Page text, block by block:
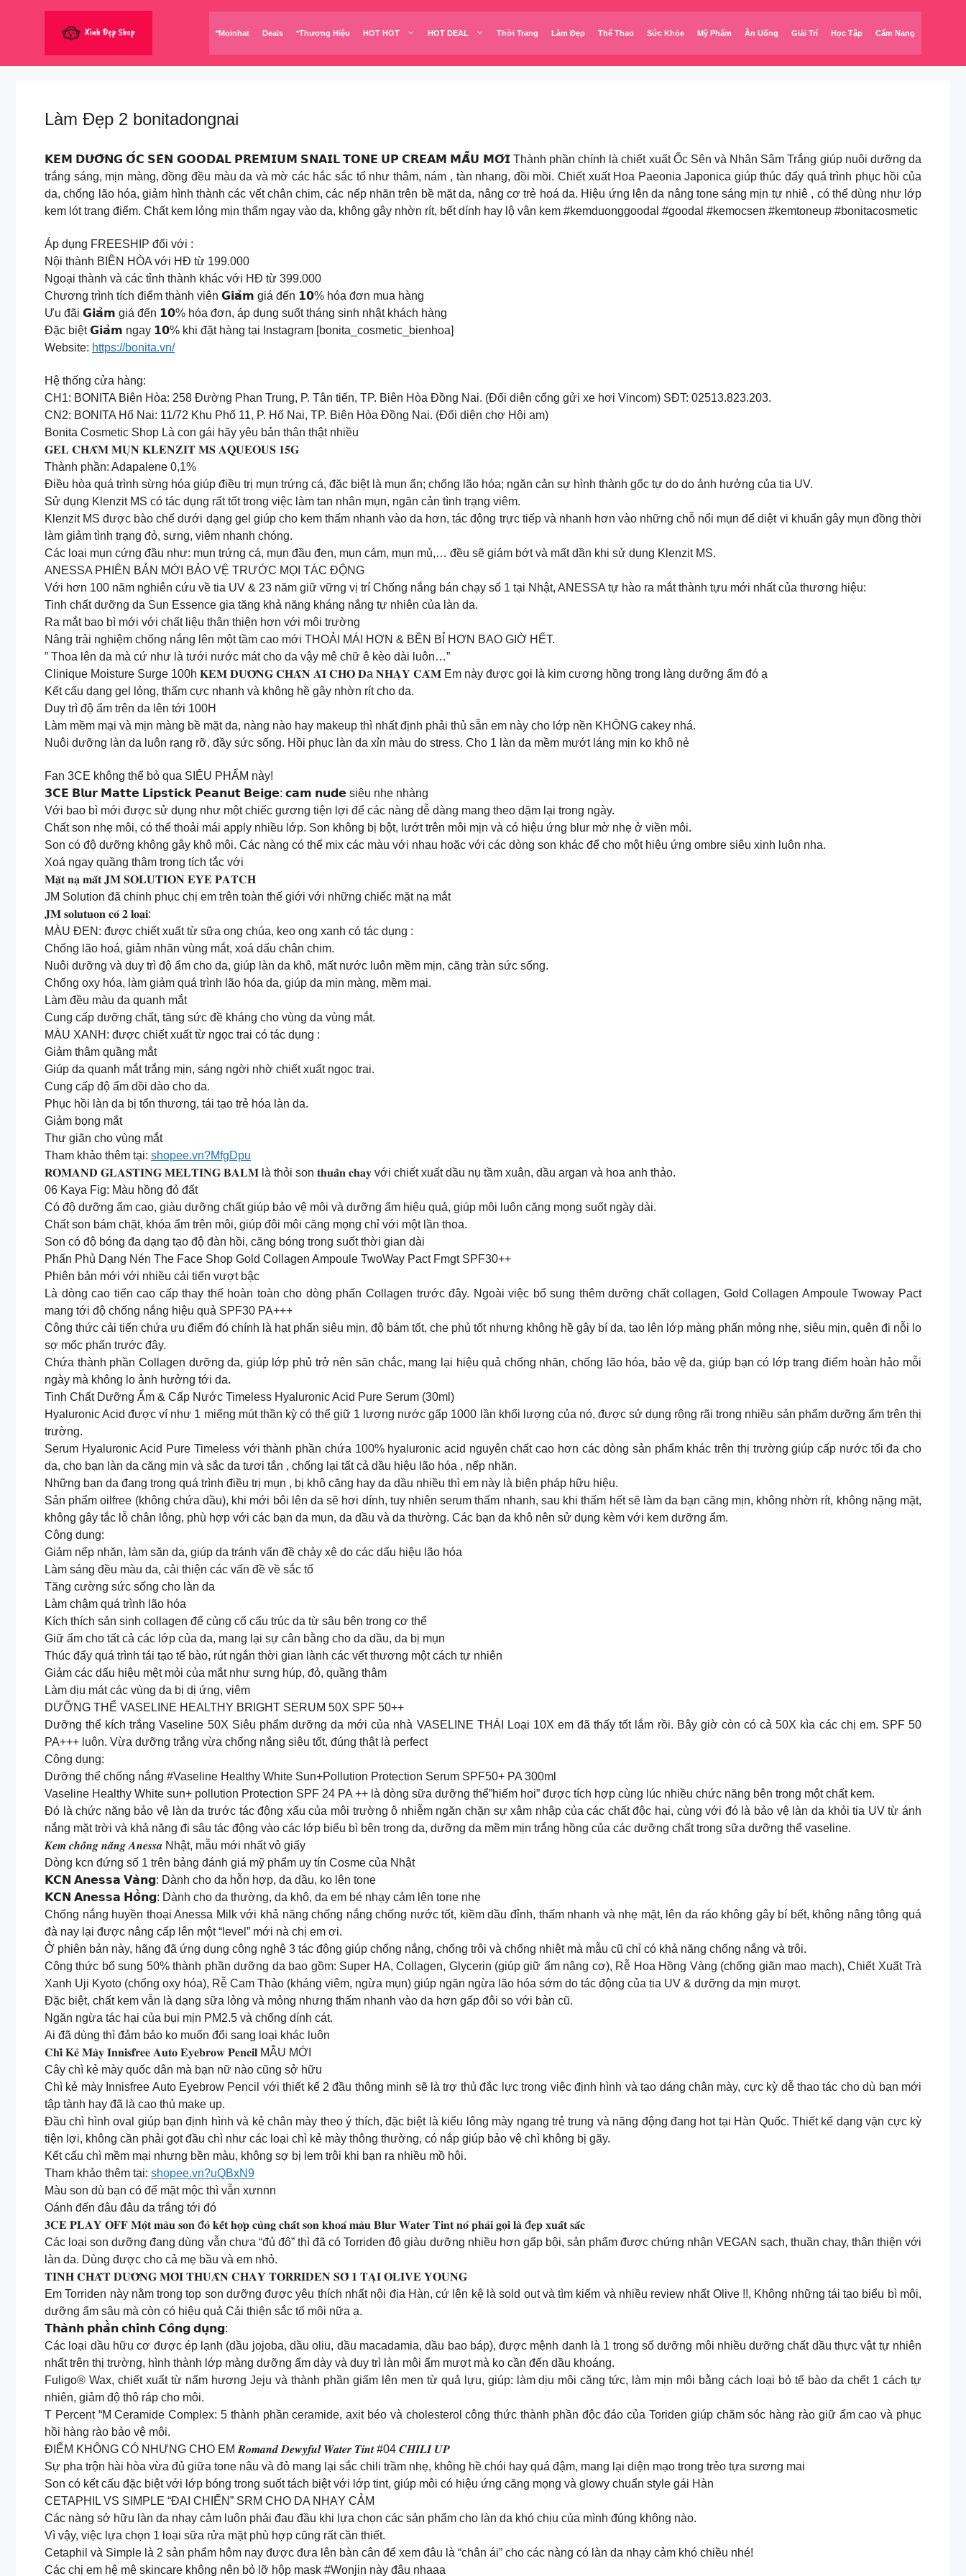
*Moinhat Deals *Thương Hiệu HOT HOT HOT DEAL Thời Trang Làm Đẹp Thể Thao Sức Khỏe Mỹ Phẩm Ăn Uống Giải Trí Học Tập Cẩm Nang
Làm Đẹp 2 bonitadongnai
𝗞𝗘𝗠 𝗗𝗨̛𝗢̛̃𝗡𝗚 𝗢̂́𝗖 𝗦𝗘̂𝗡 𝗚𝗢𝗢𝗗𝗔𝗟 𝗣𝗥𝗘𝗠𝗜𝗨𝗠 𝗦𝗡𝗔𝗜𝗟 𝗧𝗢𝗡𝗘 𝗨𝗣 𝗖𝗥𝗘𝗔𝗠 𝗠𝗔̂̃𝗨 𝗠𝗢̛́𝗜 Thành phần chính là chiết xuất Ốc Sên và Nhân Sâm Trắng giúp nuôi dưỡng da
trắng sáng, mịn màng, đồng đều màu da và mờ các hắc sắc tố như thâm, nám , tàn nhang, đồi mồi. Chiết xuất Hoa Paeonia Japonica giúp thúc đẩy quá trình phục hồi của
da, chống lão hóa, giảm hình thành các vết chân chim, các nếp nhăn trên bề mặt da, nâng cơ trẻ hoá da. Hiệu ứng lên da nâng tone sáng mịn tự nhiê , có thể dùng như lớp
kem lót trang điểm. Chất kem lỏng mịn thấm ngay vào da, không gây nhờn rít, bết dính hay lộ vân kem #kemduonggoodal #goodal #kemocsen #kemtoneup #bonitacosmetic
Áp dụng FREESHIP đối với :
Nội thành BIÊN HÒA với HĐ từ 199.000
Ngoại thành và các tỉnh thành khác với HĐ từ 399.000
Chương trình tích điểm thành viên 𝗚𝗶𝗮̉𝗺 giá đến 𝟭𝟬% hóa đơn mua hàng
Ưu đãi 𝗚𝗶𝗮̉𝗺 giá đến 𝟭𝟬% hóa đơn, áp dụng suốt tháng sinh nhật khách hàng
Đặc biệt 𝗚𝗶𝗮̉𝗺 ngay 𝟭𝟬% khi đặt hàng tại Instagram [bonita_cosmetic_bienhoa]
Website: https://bonita.vn/
Hệ thống cửa hàng:
CH1: BONITA Biên Hòa: 258 Đường Phan Trung, P. Tân tiến, TP. Biên Hòa Đồng Nai. (Đối diện cổng gửi xe hơi Vincom) SĐT: 02513.823.203.
CN2: BONITA Hố Nai: 11/72 Khu Phố 11, P. Hố Nai, TP. Biên Hòa Đồng Nai. (Đối diện chợ Hội am)
Bonita Cosmetic Shop Là con gái hãy yêu bản thân thật nhiều
𝐆𝐄𝐋 𝐂𝐇𝐀̂́𝐌 𝐌𝐔̣𝐍 𝐊𝐋𝐄𝐍𝐙𝐈𝐓 𝐌𝐒 𝐀𝐐𝐔𝐄𝐎𝐔𝐒 𝟏𝟓𝐆
Thành phần: Adapalene 0,1%
Điều hòa quá trình sừng hóa giúp điều trị mụn trứng cá, đặc biệt là mụn ẩn; chống lão hóa; ngăn cản sự hình thành gốc tự do do ảnh hưởng của tia UV.
Sử dụng Klenzit MS có tác dụng rất tốt trong việc làm tan nhân mụn, ngăn cản tình trạng viêm.
Klenzit MS được bào chế dưới dạng gel giúp cho kem thấm nhanh vào da hơn, tác động trực tiếp và nhanh hơn vào những chỗ nổi mụn để diệt vi khuẩn gây mụn đồng thời
làm giảm tình trạng đỏ, sưng, viêm nhanh chóng.
Các loại mụn cứng đầu như: mụn trứng cá, mụn đầu đen, mụn cám, mụn mủ,… đều sẽ giảm bớt và mất dần khi sử dụng Klenzit MS.
ANESSA PHIÊN BẢN MỚI BẢO VỆ TRƯỚC MỌI TÁC ĐỘNG
Với hơn 100 năm nghiên cứu về tia UV & 23 năm giữ vững vị trí Chống nắng bán chạy số 1 tại Nhật, ANESSA tự hào ra mắt thành tựu mới nhất của thương hiệu:
Tinh chất dưỡng da Sun Essence gia tăng khả năng kháng nắng tự nhiên của làn da.
Ra mắt bao bì mới với chất liệu thân thiện hơn với môi trường
Nâng trải nghiệm chống nắng lên một tầm cao mới THOẢI MÁI HƠN & BỀN BỈ HƠN BAO GIỜ HẾT.
” Thoa lên da mà cứ như là tưới nước mát cho da vậy mê chữ ê kèo dài luôn…”
Clinique Moisture Surge 100h 𝐊𝐄𝐌 𝐃𝐔̛𝐎̛̃𝐍𝐆 𝐂𝐇𝐀̂𝐍 𝐀́𝐈 𝐂𝐇𝐎 𝐃a 𝐍𝐇𝐀̣𝐘 𝐂𝐀̉𝐌 Em này được gọi là kim cương hồng trong làng dưỡng ẩm đó ạ
Kết cấu dạng gel lỏng, thấm cực nhanh và không hề gây nhờn rít cho da.
Duy trì độ ẩm trên da lên tới 100H
Làm mềm mại và mịn màng bề mặt da, nàng nào hay makeup thì nhất định phải thủ sẵn em này cho lớp nền KHÔNG cakey nhá.
Nuôi dưỡng làn da luôn rạng rỡ, đầy sức sống. Hồi phục làn da xỉn màu do stress. Cho 1 làn da mềm mướt láng mịn ko khô nẻ
Fan 3CE không thể bỏ qua SIÊU PHẨM này!
𝟯𝗖𝗘 𝗕𝗹𝘂𝗿 𝗠𝗮𝘁𝘁𝗲 𝗟𝗶𝗽𝘀𝘁𝗶𝗰𝗸 𝗣𝗲𝗮𝗻𝘂𝘁 𝗕𝗲𝗶𝗴𝗲: 𝗰𝗮𝗺 𝗻𝘂𝗱𝗲 siêu nhẹ nhàng
Với bao bì mới được sử dụng như một chiếc gương tiện lợi để các nàng dễ dàng mang theo dặm lại trong ngày.
Chất son nhẹ môi, có thể thoải mái apply nhiều lớp. Son không bị bột, lướt trên môi mịn và có hiệu ứng blur mờ nhẹ ở viền môi.
Son có độ dưỡng không gây khô môi. Các nàng có thể mix các màu với nhau hoặc với các dòng son khác để cho một hiệu ứng ombre siêu xinh luôn nha.
Xoá ngay quầng thâm trong tích tắc với
𝐌𝐚̣̆𝐭 𝐧𝐚̣ 𝐦𝐚̆́𝐭 𝐉𝐌 𝐒𝐎𝐋𝐔𝐓𝐈𝐎𝐍 𝐄𝐘𝐄 𝐏𝐀𝐓𝐂𝐇
JM Solution đã chinh phục chị em trên toàn thế giới với những chiếc mặt nạ mắt
𝐉𝐌 𝐬𝐨𝐥𝐮𝐭𝐮𝐨𝐧 𝐜𝐨́ 𝟐 𝐥𝐨𝐚̣𝐢:
MÀU ĐEN: được chiết xuất từ sữa ong chúa, keo ong xanh có tác dụng :
Chống lão hoá, giảm nhăn vùng mắt, xoá dấu chân chim.
Nuôi dưỡng và duy trì độ ẩm cho da, giúp làn da khô, mất nước luôn mềm mịn, căng tràn sức sống.
Chống oxy hóa, làm giảm quá trình lão hóa da, giúp da mịn màng, mềm mại.
Làm đều màu da quanh mắt
Cung cấp dưỡng chất, tăng sức đề kháng cho vùng da vùng mắt.
MÀU XANH: được chiết xuất từ ngọc trai có tác dụng :
Giảm thâm quầng mắt
Giúp da quanh mắt trắng mịn, sáng ngời nhờ chiết xuất ngọc trai.
Cung cấp độ ẩm dồi dào cho da.
Phục hồi làn da bị tổn thương, tái tạo trẻ hóa làn da.
Giảm bọng mắt
Thư giãn cho vùng mắt
Tham khảo thêm tại: shopee.vn?MfgDpu
𝐑𝐎𝐌𝐀𝐍𝐃 𝐆𝐋𝐀𝐒𝐓𝐈𝐍𝐆 𝐌𝐄𝐋𝐓𝐈𝐍𝐆 𝐁𝐀𝐋𝐌 là thỏi son 𝐭𝐡𝐮𝐚̂̀𝐧 𝐜𝐡𝐚𝐲 với chiết xuất dầu nụ tầm xuân, dầu argan và hoa anh thảo.
06 Kaya Fig: Màu hồng đỏ đất
Có độ dưỡng ẩm cao, giàu dưỡng chất giúp bảo vệ môi và dưỡng ẩm hiệu quả, giúp môi luôn căng mọng suốt ngày dài.
Chất son bám chặt, khóa ẩm trên môi, giúp đôi môi căng mọng chỉ với một lần thoa.
Son có độ bóng đa dạng tạo độ đàn hồi, căng bóng trong suốt thời gian dài
Phấn Phủ Dạng Nén The Face Shop Gold Collagen Ampoule TwoWay Pact Fmgt SPF30++
Phiên bản mới với nhiều cải tiến vượt bậc
Là dòng cao tiến cao cấp thay thế hoàn toàn cho dòng phấn Collagen trước đây. Ngoài việc bổ sung thêm dưỡng chất collagen, Gold Collagen Ampoule Twoway Pact
mang tới độ chống nắng hiệu quả SPF30 PA+++
Công thức cải tiến chứa ưu điểm đó chính là hạt phấn siêu mịn, độ bám tốt, che phủ tốt nhưng không hề gây bí da, tạo lên lớp màng phấn mỏng nhẹ, siêu mịn, quên đi nỗi lo
sợ mốc phấn trước đây.
Chứa thành phần Collagen dưỡng da, giúp lớp phủ trở nên săn chắc, mang lại hiệu quả chống nhăn, chống lão hóa, bảo vệ da, giúp bạn có lớp trang điểm hoàn hảo mỗi
ngày mà không lo ảnh hưởng tới da.
Tinh Chất Dưỡng Ẩm & Cấp Nước Timeless Hyaluronic Acid Pure Serum (30ml)
Hyaluronic Acid được ví như 1 miếng mút thần kỳ có thể giữ 1 lượng nước gấp 1000 lần khối lượng của nó, được sử dụng rộng rãi trong nhiều sản phẩm dưỡng ẩm trên thị
trường.
Serum Hyaluronic Acid Pure Timeless với thành phần chứa 100% hyaluronic acid nguyên chất cao hơn các dòng sản phẩm khác trên thị trường giúp cấp nước tối đa cho
da, cho bạn làn da căng mịn và sắc da tươi tắn , chống lại tất cả dầu hiệu lão hóa , nếp nhăn.
Những bạn da đang trong quá trình điều trị mụn , bị khô căng hay da dầu nhiều thì em này là biện pháp hữu hiệu.
Sản phẩm oilfree (không chứa dầu), khi mới bôi lên da sẽ hơi dính, tuy nhiên serum thấm nhanh, sau khi thấm hết sẽ làm da bạn căng mịn, không nhờn rít, không nặng mặt,
không gây tắc lỗ chân lông, phù hợp với các bạn da mụn, da dầu và da thường. Các bạn da khô nên sử dụng kèm với kem dưỡng ẩm.
Công dụng:
Giảm nếp nhăn, làm săn da, giúp da tránh vấn đề chảy xệ do các dấu hiệu lão hóa
Làm sáng đều màu da, cải thiện các vấn đề về sắc tố
Tăng cường sức sống cho làn da
Làm chậm quá trình lão hóa
Kích thích sản sinh collagen để củng cố cấu trúc da từ sâu bên trong cơ thể
Giữ ẩm cho tất cả các lớp của da, mang lại sự cân bằng cho da dầu, da bị mụn
Thúc đẩy quá trình tái tạo tế bào, rút ngắn thời gian lành các vết thương một cách tự nhiên
Giảm các dấu hiệu mệt mỏi của mắt như sưng húp, đỏ, quầng thâm
Làm dịu mát các vùng da bị dị ứng, viêm
DƯỠNG THỂ VASELINE HEALTHY BRIGHT SERUM 50X SPF 50++
Dưỡng thể kích trắng Vaseline 50X Siêu phẩm dưỡng da mới của nhà VASELINE THÁI Loại 10X em đã thấy tốt lắm rồi. Bây giờ còn có cả 50X kìa các chị em. SPF 50
PA+++ luôn. Vừa dưỡng trắng vừa chống nắng siêu tốt, đúng thật là perfect
Công dụng:
Dưỡng thể chống nắng #Vaseline Healthy White Sun+Pollution Protection Serum SPF50+ PA 300ml
Vaseline Healthy White sun+ pollution Protection SPF 24 PA ++ là dòng sữa dưỡng thể”hiếm hoi” được tích hợp cùng lúc nhiều chức năng bên trong một chất kem.
Đó là chức năng bảo vệ làn da trước tác động xấu của môi trường ô nhiễm ngăn chặn sự xâm nhập của các chất độc hại, cùng với đó là bảo vệ làn da khỏi tia UV từ ánh
nắng mặt trời và khả năng đi sâu tác động vào các lớp biểu bì bên trong da, dưỡng da mềm mịn trắng hồng của các dưỡng chất trong sữa dưỡng thể vaseline.
𝑲𝒆𝒎 𝒄𝒉𝒐̂́𝒏𝒈 𝒏𝒂̆́𝒏𝒈 𝑨𝒏𝒆𝒔𝒔𝒂 Nhật, mẫu mới nhất vỏ giấy
Dòng kcn đứng số 1 trên bảng đánh giá mỹ phẩm uy tín Cosme của Nhật
𝗞𝗖𝗡 𝗔𝗻𝗲𝘀𝘀𝗮 𝗩𝗮̀𝗻𝗴: Dành cho da hỗn hợp, da dầu, ko lên tone
𝗞𝗖𝗡 𝗔𝗻𝗲𝘀𝘀𝗮 𝗛𝗼̂̀𝗻𝗴: Dành cho da thường, da khô, da em bé nhạy cảm lên tone nhẹ
Chống nắng huyền thoại Anessa Milk với khả năng chống nắng chống nước tốt, kiềm dầu đỉnh, thấm nhanh và nhẹ mặt, lên da ráo không gây bí bết, không nâng tông quá
đà nay lại được nâng cấp lên một “level” mới nà chị em ơi.
Ở phiên bản này, hãng đã ứng dụng công nghệ 3 tác động giúp chống nắng, chống trôi và chống nhiệt mà mẫu cũ chỉ có khả năng chống nắng và trôi.
Công thức bổ sung 50% thành phần dưỡng da bao gồm: Super HA, Collagen, Glycerin (giúp giữ ẩm nâng cơ), Rễ Hoa Hồng Vàng (chống giãn mao mạch), Chiết Xuất Trà
Xanh Uji Kyoto (chống oxy hóa), Rễ Cam Thảo (kháng viêm, ngừa mụn) giúp ngăn ngừa lão hóa sớm do tác động của tia UV & dưỡng da mịn mượt.
Đặc biệt, chất kem vẫn là dạng sữa lỏng và mỏng nhưng thấm nhanh vào da hơn gấp đôi so với bản cũ.
Ngăn ngừa tác hại của bụi mịn PM2.5 và chống dính cát.
Ai đã dùng thì đảm bảo ko muốn đổi sang loại khác luôn
𝐂𝐡𝐢̀ 𝐊𝐞̉ 𝐌𝐚̀𝐲 𝐈𝐧𝐧𝐢𝐬𝐟𝐫𝐞𝐞 𝐀𝐮𝐭𝐨 𝐄𝐲𝐞𝐛𝐫𝐨𝐰 𝐏𝐞𝐧𝐜𝐢𝐥 MẪU MỚI
Cây chì kẻ mày quốc dân mà bạn nữ nào cũng sở hữu
Chì kẻ mày Innisfree Auto Eyebrow Pencil với thiết kế 2 đầu thông minh sẽ là trợ thủ đắc lực trong việc định hình và tạo dáng chân mày, cực kỳ dễ thao tác cho dù bạn mới
tập tành hay đã là cao thủ make up.
Đầu chì hình oval giúp bạn định hình và kẻ chân mày theo ý thích, đặc biệt là kiểu lông mày ngang trẻ trung và năng động đang hot tại Hàn Quốc. Thiết kế dạng vặn cực kỳ
tiện lợi, không cần phải gọt đầu chì như các loại chì kẻ mày thông thường, có nắp giúp bảo vệ chì không bị gãy.
Kết cấu chì mềm mại nhưng bền màu, không sợ bị lem trôi khi bạn ra nhiều mồ hôi.
Tham khảo thêm tại: shopee.vn?uQBxN9
Màu son dù bạn có để mặt mộc thì vẫn xưnnn
Oánh đến đâu đâu da trắng tới đó
𝟑𝐂𝐄 𝐏𝐋𝐀𝐘 𝐎𝐅𝐅 𝐌𝐨̣̂𝐭 𝐦𝐚̀𝐮 𝐬𝐨𝐧 đ𝐨̉ 𝐤𝐞̂́𝐭 𝐡𝐨̛̣𝐩 𝐜𝐮̀𝐧𝐠 𝐜𝐡𝐚̂́𝐭 𝐬𝐨𝐧 𝐤𝐡𝐨𝐚́ 𝐦𝐚̀𝐮 𝐁𝐥𝐮𝐫 𝐖𝐚𝐭𝐞𝐫 𝐓𝐢𝐧𝐭 𝐧𝐨́ 𝐩𝐡𝐚̉𝐢 𝐠𝐨̣𝐢 𝐥𝐚̀ đ𝐞̣𝐩 𝐱𝐮𝐚̂́𝐭 𝐬𝐚̆́𝐜
Các loại son dưỡng đang dùng vẫn chưa “đủ đô” thì đã có Torriden độ giàu dưỡng nhiều hơn gấp bội, sản phẩm được chứng nhận VEGAN sạch, thuần chay, thân thiện với
làn da. Dùng được cho cả mẹ bầu và em nhỏ.
𝐓𝐈𝐍𝐇 𝐂𝐇𝐀̂́𝐓 𝐃𝐔̛𝐎̛̃𝐍𝐆 𝐌𝐎̂𝐈 𝐓𝐇𝐔𝐀̂̀𝐍 𝐂𝐇𝐀𝐘 𝐓𝐎𝐑𝐑𝐈𝐃𝐄𝐍 𝐒𝐎̂́ 𝟏 𝐓𝐀̣𝐈 𝐎𝐋𝐈𝐕𝐄 𝐘𝐎𝐔𝐍𝐆
Em Torriden này nằm trong top son dưỡng được yêu thích nhất nội địa Hàn, cứ lên kệ là sold out và tìm kiếm và nhiều review nhất Olive !!, Không những tái tạo biểu bì môi,
dưỡng ẩm sâu mà còn có hiệu quả Cải thiện sắc tố môi nữa ạ.
𝗧𝗵𝗮̀𝗻𝗵 𝗽𝗵𝗮̂̀𝗻 𝗰𝗵𝗶́𝗻𝗵 𝗖𝗼̂𝗻𝗴 𝗱𝘂̣𝗻𝗴:
Các loại dầu hữu cơ được ép lạnh (dầu jojoba, dầu oliu, dầu macadamia, dầu bao báp), được mệnh danh là 1 trong số dưỡng môi nhiều dưỡng chất dầu thực vật tự nhiên
nhất trên thị trường, hình thành lớp màng dưỡng ẩm dày và duy trì làn môi ẩm mượt mà ko cần đến dầu khoáng.
Fuligo® Wax, chiết xuất từ nấm hương Jeju và thành phần giấm lên men từ quả lựu, giúp: làm dịu môi căng tức, làm mịn môi bằng cách loại bỏ tế bào da chết 1 cách tự
nhiên, giảm độ thô ráp cho môi.
T Percent “M Ceramide Complex: 5 thành phần ceramide, axit béo và cholesterol công thức thành phần độc đáo của Toriden giúp chăm sóc hàng rào giữ ẩm cao và phục
hồi hàng rào bảo vệ môi.
ĐIỂM KHÔNG CÓ NHƯNG CHO EM 𝑹𝒐𝒎𝒂𝒏𝒅 𝑫𝒆𝒘𝒚𝒇𝒖𝒍 𝑾𝒂𝒕𝒆𝒓 𝑻𝒊𝒏𝒕 #04 𝑪𝑯𝑰𝑳𝑰 𝑼𝑷
Sự pha trộn hài hòa vừa đủ giữa tone nâu và đỏ mang lại sắc chili trầm nhẹ, không hề chói hay quá đậm, mang lại diện mạo trong trẻo tựa sương mai
Son có kết cấu đặc biệt với lớp bóng trong suốt tách biệt với lớp tint, giúp môi có hiệu ứng căng mọng và glowy chuẩn style gái Hàn
CETAPHIL VS SIMPLE “ĐẠI CHIẾN” SRM CHO DA NHẠY CẢM
Các nàng sở hữu làn da nhạy cảm luôn phải đau đầu khi lựa chọn các sản phẩm cho làn da khó chịu của mình đúng không nào.
Vì vậy, việc lựa chọn 1 loại sữa rửa mặt phù hợp cũng rất cần thiết.
Cetaphil và Simple là 2 sản phẩm hôm nay được đưa lên bàn cân để xem đâu là “chân ái” cho các nàng có làn da nhạy cảm khó chiều nhé!
Các chị em hệ mê skincare không nên bỏ lỡ hộp mask #Wonjin này đâu nhaaa